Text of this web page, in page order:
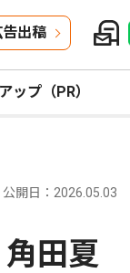
告出稿
ップ（PR）
公開日：2026.05.03
田夏